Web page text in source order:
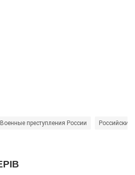
Военные преступления России Российские